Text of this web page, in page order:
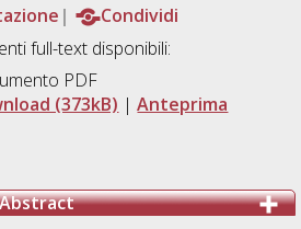
Condividi
full-text disponibili:
PDF
(373kB) |Anteprima